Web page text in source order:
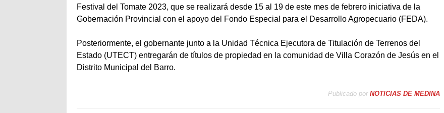
Festival del Tomate 2023, que se realizará desde 15 al 19 de este mes de febrero iniciativa de la
Gobernación Provincial con el apoyo del Fondo Especial para el Desarrollo Agropecuario (FEDA).
Posteriormente, el gobernante junto a la Unidad Técnica Ejecutora de Titulación de Terrenos del
Estado (UTECT) entregarán de títulos de propiedad en la comunidad de Villa Corazón de Jesús en el
Distrito Municipal del Barro.
Publicado por NOTICIAS DE MEDINA